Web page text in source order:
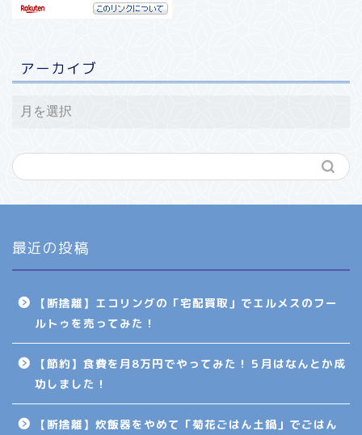
アーカイブ
最近の投稿
【断捨離】エコリングの「宅配買取」でエルメスのフー
ルトゥを売ってみた！
【節約】食費を月8万円でやってみた！５月はなんとか成
功しました！
【断捨離】炊飯器をやめて「菊花ごはん土鍋」でごはん